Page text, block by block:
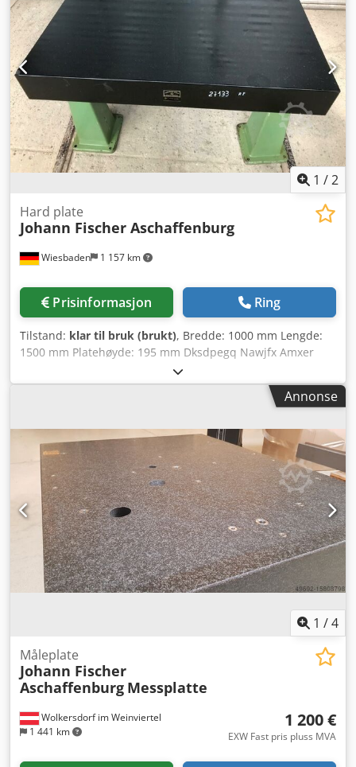
1 /2
Wiesbaden 1 157 km
Hard plate
Johann Fischer Aschaffenburg
Prisinformasjon Ring
Tilstand: klar til bruk (brukt), Bredde: 1000 mm Lengde:
1500 mm Platehøyde: 195 mm Dksdpegq Nawjfx Amxer
Justérbare benhøyde: 600 mm Totalhøyde, arbeidshøyde:
ca. 800 mm Vekt:
Annonse
1 /4
Wolkersdorf im Weinviertel
1 441 km
Måleplate
Johann Fischer
Aschaffenburg Messplatte
1 200 €
EXW Fast pris pluss MVA